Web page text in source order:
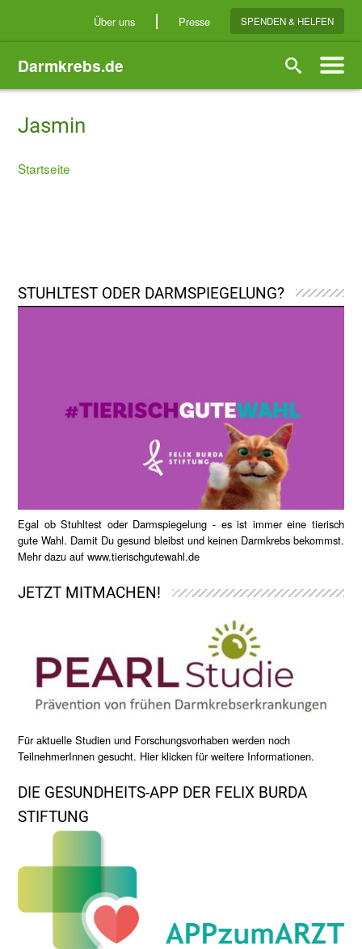
Über uns Presse SPENDEN & HELFEN
Darmkrebs.de
Jasmin
Startseite
STUHLTEST ODER DARMSPIEGELUNG?
Egal ob Stuhltest oder Darmspiegelung - es ist immer eine tierisch
gute Wahl. Damit Du gesund bleibst und keinen Darmkrebs bekommst.
Mehr dazu aufwww.tierischgutewahl.de
JETZT MITMACHEN!
Für aktuelle Studien und Forschungsvorhaben werden noch
TeilnehmerInnen gesucht. Hier klicken für weitere Informationen.
DIE GESUNDHEITS-APP DER FELIX BURDA
STIFTUNG